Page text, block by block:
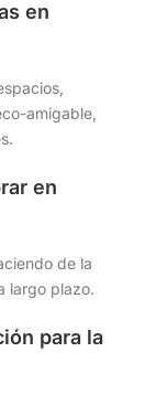
en
amigable,
en
de la
largo plazo.
para la